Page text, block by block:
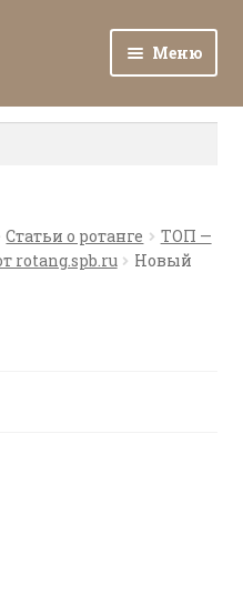
Меню
Статьи о ротанге
ТОП —
rotang.spb.ru
Новый